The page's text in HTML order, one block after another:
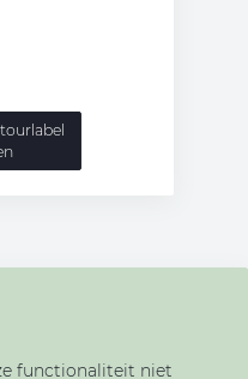
functionaliteit niet